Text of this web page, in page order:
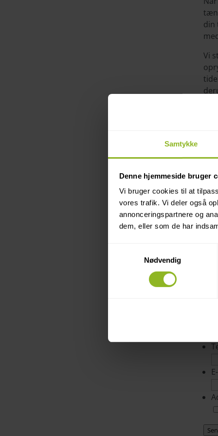
Samtykke
Denne hjemmeside bruger
Vi bruger cookies til at
vores trafik. Vi deler også
annonceringspartnere og
dem, eller som de har
Nødvendig
din
Vi
få